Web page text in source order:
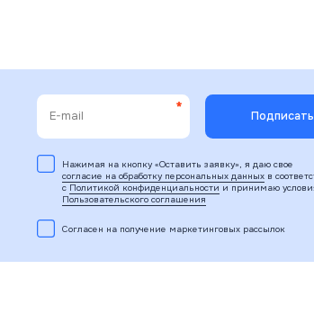
Нажимая на кнопку «Оставить заявку», я даю свое
согласие на обработку персональных данныхв
с Политикой конфиденциальности и принимаю
Пользовательского соглашения
Согласен на получение маркетинговых рассылок